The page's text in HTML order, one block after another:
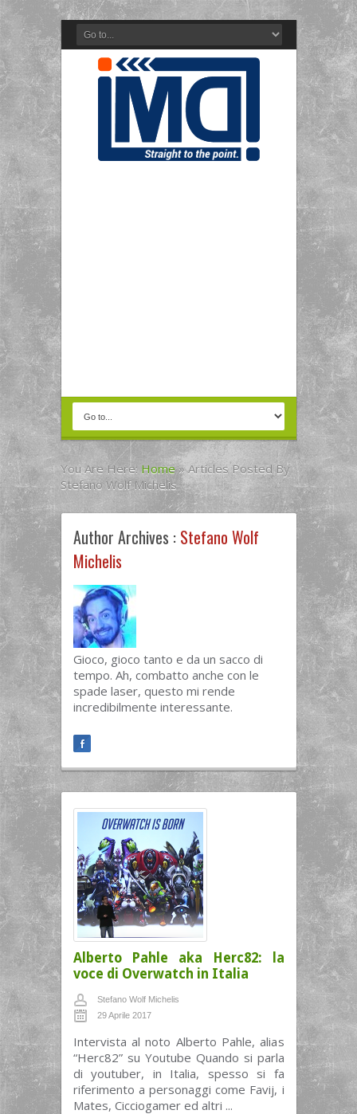
You Are Here: Home » Articles Posted By
Stefano Wolf Michelis
Author Archives : Stefano Wolf
Michelis
Gioco, gioco tanto e da un sacco di
tempo. Ah, combatto anche con le
spade laser, questo mi rende
incredibilmente interessante.
Alberto Pahle aka Herc82: la
voce di Overwatch in Italia
Stefano Wolf Michelis
29 Aprile 2017
Intervista al noto Alberto Pahle, alias
“Herc82” su Youtube Quando si parla
di youtuber, in Italia, spesso si fa
riferimento a personaggi come Favij, i
Mates, Cicciogamer ed altri ...